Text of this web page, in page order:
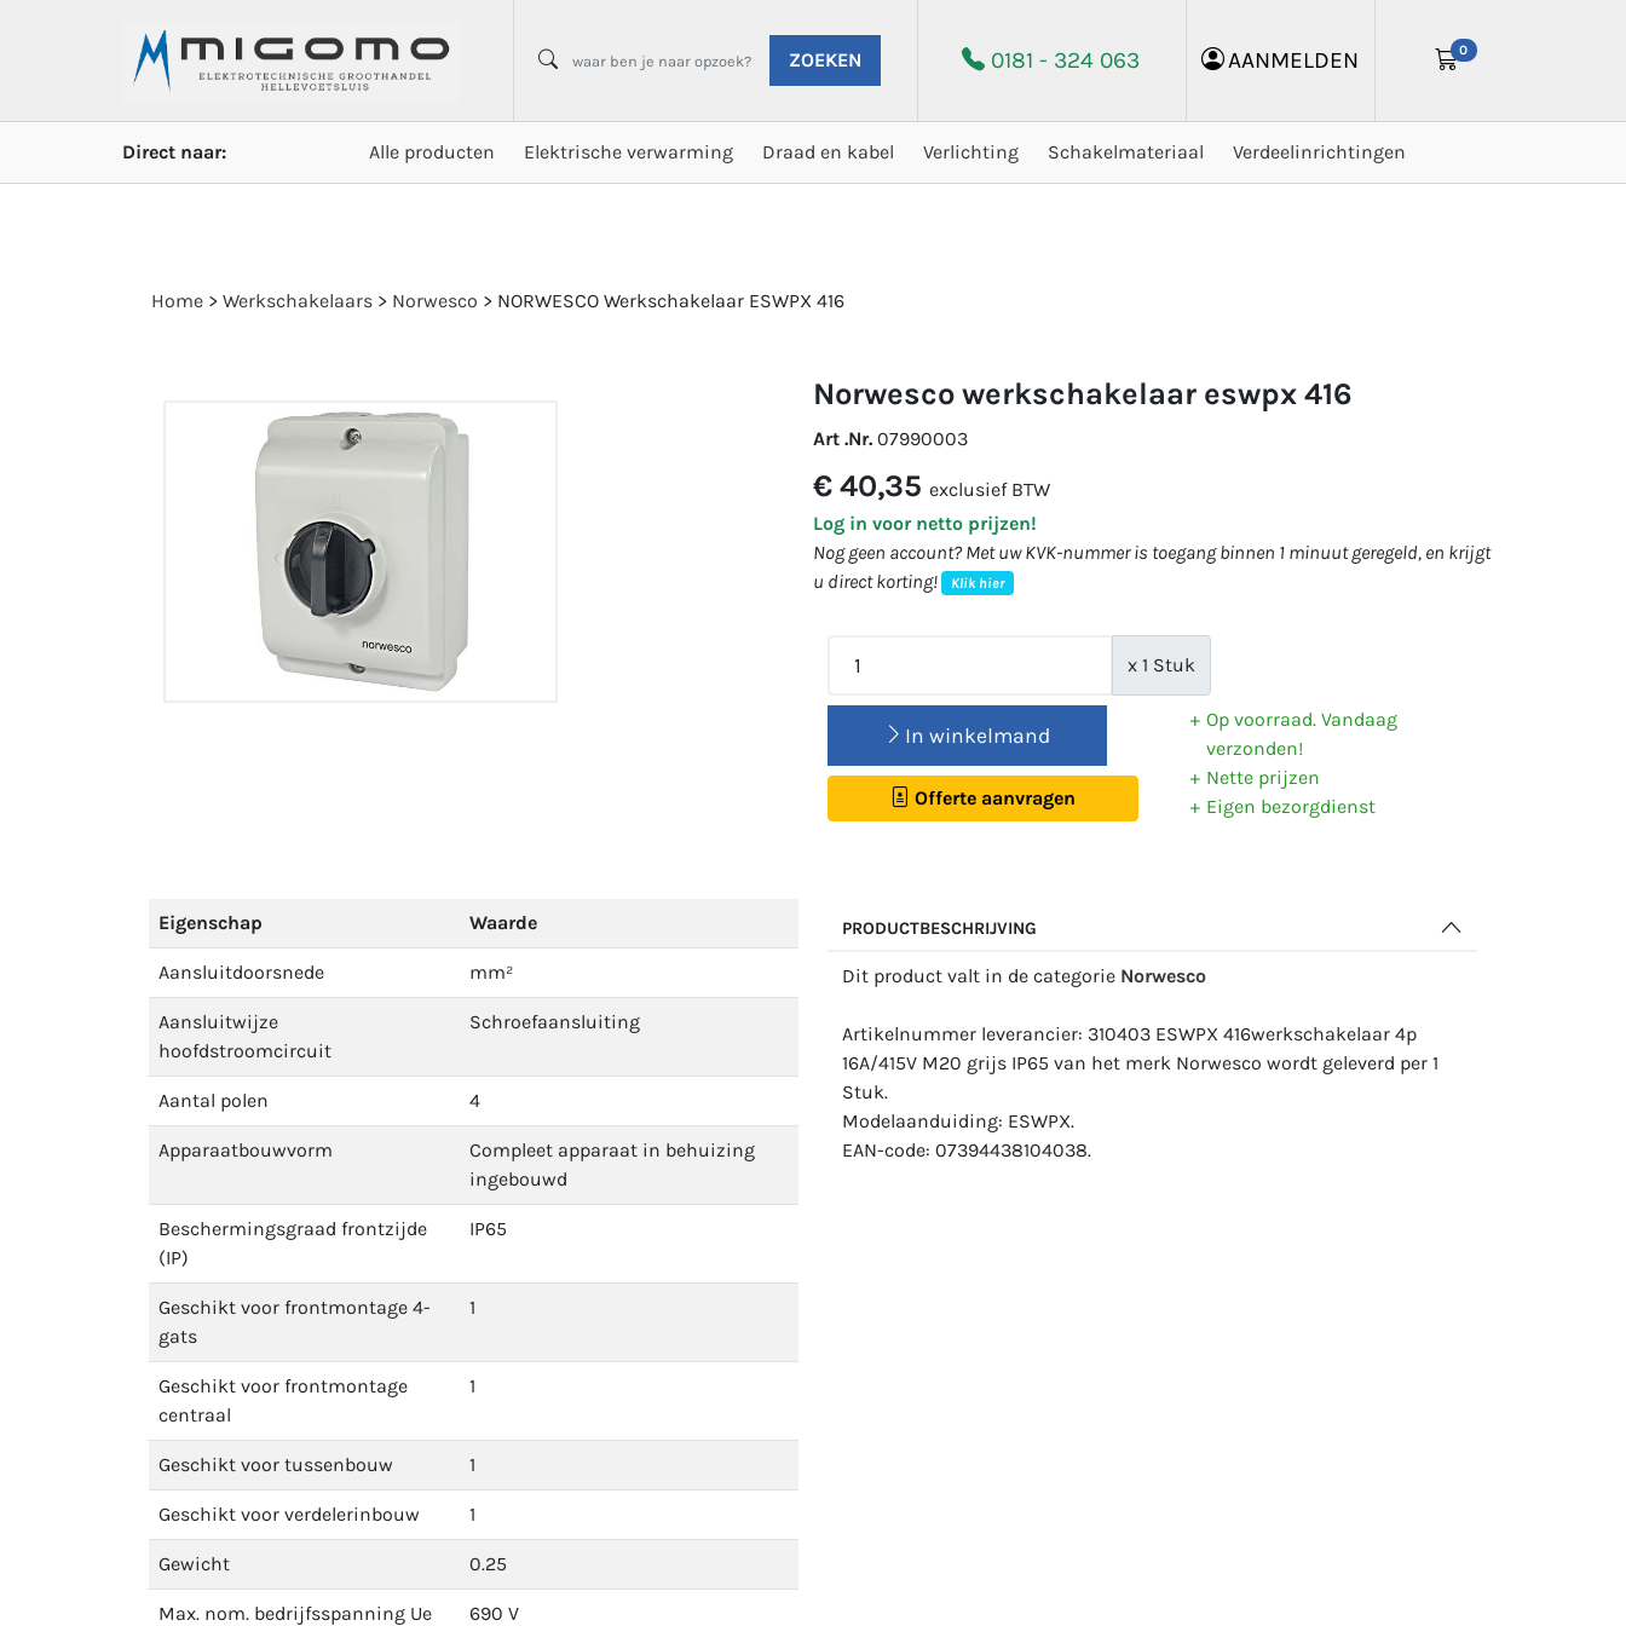
ZOEKEN 0181 - 324 063 AANMELDEN 0
Direct naar: Alle producten Elektrische verwarming Draad en kabel Verlichting Schakelmateriaal Verdeelinrichtingen
Home > Werkschakelaars > Norwesco > NORWESCO Werkschakelaar ESWPX 416
norwesco werkschakelaar eswpx 416
Art .Nr. 07990003
€ 40,35 exclusief BTW
Log in voor netto prijzen!
Nog geen account? Met uw KVK-nummer is toegang binnen 1 minuut geregeld, en krijgt
u direct korting!
Klik hier
x 1 Stuk
In winkelmand
Offerte aanvragen
Op voorraad. Vandaag
verzonden!
Nette prijzen
Eigen bezorgdienst
Eigenschap Waarde
Aansluitdoorsnede mm²
Aansluitwijze
hoofdstroomcircuit
Schroefaansluiting
Aantal polen 4
Apparaatbouwvorm
Compleet apparaat in behuizing
ingebouwd
Beschermingsgraad frontzijde
(IP)
IP65
Geschikt voor frontmontage 4-
gats
1
Geschikt voor frontmontage
centraal
1
Geschikt voor tussenbouw 1
Geschikt voor verdelerinbouw 1
Gewicht 0.25
Max. nom. bedrijfsspanning Ue 690 V
PRODUCTBESCHRIJVING
Dit product valt in de categorie Norwesco
Artikelnummer leverancier: 310403 ESWPX 416werkschakelaar 4p
16A/415V M20 grijs IP65 van het merk Norwesco wordt geleverd per 1
Stuk.
Modelaanduiding: ESWPX.
EAN-code: 07394438104038.